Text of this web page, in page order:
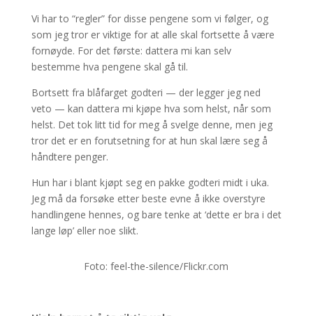
Vi har to “regler” for disse pengene som vi følger, og
som jeg tror er viktige for at alle skal fortsette å være
fornøyde. For det første: dattera mi kan selv
bestemme hva pengene skal gå til.
Bortsett fra blåfarget godteri — der legger jeg ned
veto — kan dattera mi kjøpe hva som helst, når som
helst. Det tok litt tid for meg å svelge denne, men jeg
tror det er en forutsetning for at hun skal lære seg å
håndtere penger.
Hun har i blant kjøpt seg en pakke godteri midt i uka.
Jeg må da forsøke etter beste evne å ikke overstyre
handlingene hennes, og bare tenke at ‘dette er bra i det
lange løp’ eller noe slikt.
Foto: feel-the-silence/Flickr.com